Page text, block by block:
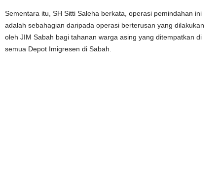
Sementara itu, SH Sitti Saleha berkata, operasi pemindahan ini
adalah sebahagian daripada operasi berterusan yang dilakukan
oleh JIM Sabah bagi tahanan warga asing yang ditempatkan di
semua Depot Imigresen di Sabah.